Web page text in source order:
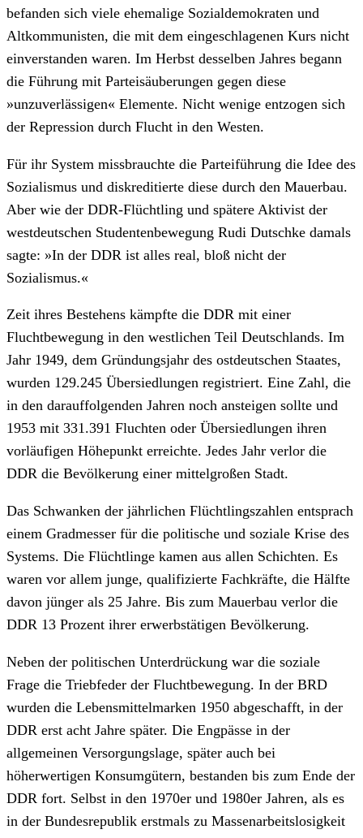
befanden sich viele ehemalige Sozialdemokraten und
Altkommunisten, die mit dem eingeschlagenen Kurs nicht
einverstanden waren. Im Herbst desselben Jahres begann
die Führung mit Parteisäuberungen gegen diese
»unzuverlässigen« Elemente. Nicht wenige entzogen sich
der Repression durch Flucht in den Westen.
Für ihr System missbrauchte die Parteiführung die Idee des
Sozialismus und diskreditierte diese durch den Mauerbau.
Aber wie der DDR-Flüchtling und spätere Aktivist der
westdeutschen Studentenbewegung Rudi Dutschke damals
sagte: »In der DDR ist alles real, bloß nicht der
Sozialismus.«
Zeit ihres Bestehens kämpfte die DDR mit einer
Fluchtbewegung in den westlichen Teil Deutschlands. Im
Jahr 1949, dem Gründungsjahr des ostdeutschen Staates,
wurden 129.245 Übersiedlungen registriert. Eine Zahl, die
in den darauffolgenden Jahren noch ansteigen sollte und
1953 mit 331.391 Fluchten oder Übersiedlungen ihren
vorläufigen Höhepunkt erreichte. Jedes Jahr verlor die
DDR die Bevölkerung einer mittelgroßen Stadt.
Das Schwanken der jährlichen Flüchtlingszahlen entsprach
einem Gradmesser für die politische und soziale Krise des
Systems. Die Flüchtlinge kamen aus allen Schichten. Es
waren vor allem junge, qualifizierte Fachkräfte, die Hälfte
davon jünger als 25 Jahre. Bis zum Mauerbau verlor die
DDR 13 Prozent ihrer erwerbstätigen Bevölkerung.
Neben der politischen Unterdrückung war die soziale
Frage die Triebfeder der Fluchtbewegung. In der BRD
wurden die Lebensmittelmarken 1950 abgeschafft, in der
DDR erst acht Jahre später. Die Engpässe in der
allgemeinen Versorgungslage, später auch bei
höherwertigen Konsumgütern, bestanden bis zum Ende der
DDR fort. Selbst in den 1970er und 1980er Jahren, als es
in der Bundesrepublik erstmals zu Massenarbeitslosigkeit